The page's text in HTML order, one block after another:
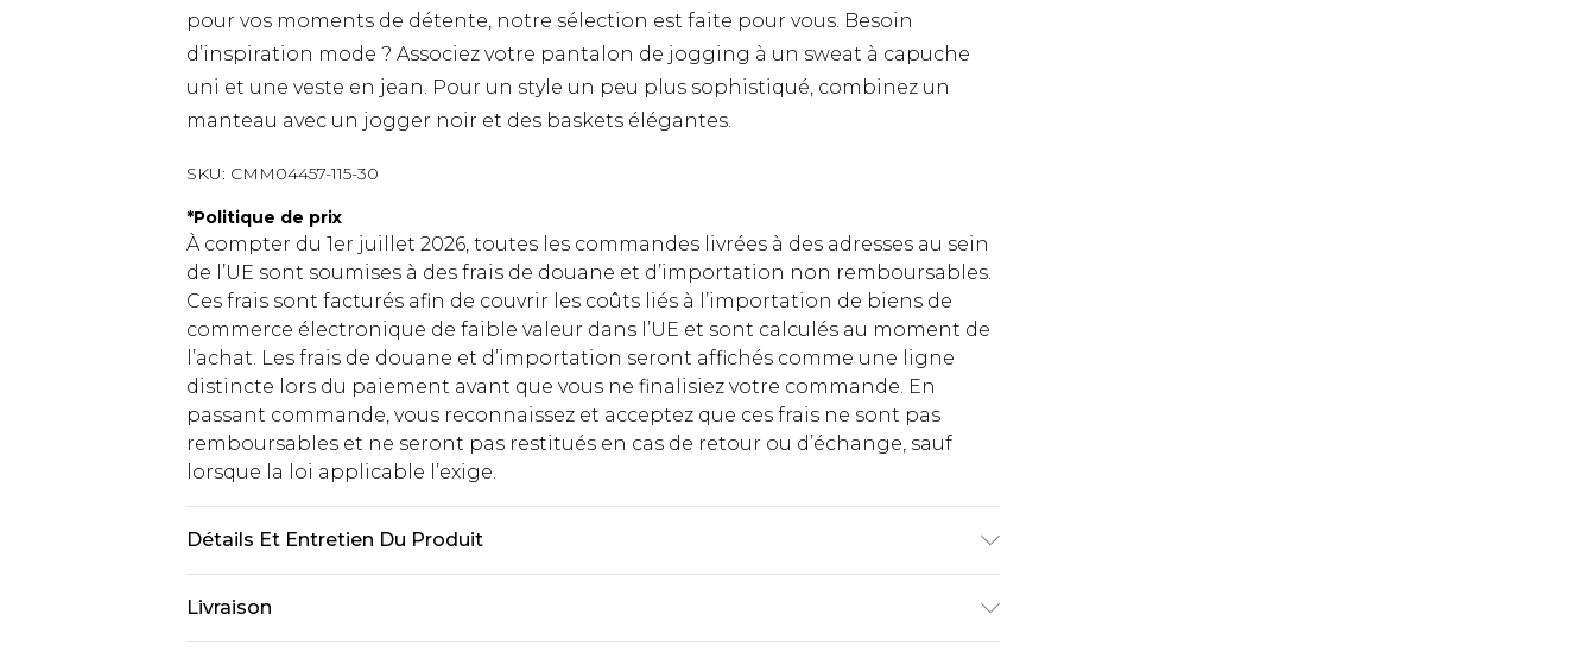
pour vos moments de détente, notre sélection est faite pour vous. Besoin
d’inspiration mode ? Associez votre pantalon de jogging à un sweat à capuche
uni et une veste en jean. Pour un style un peu plus sophistiqué, combinez un
manteau avec un jogger noir et des baskets élégantes.
SKU: CMM04457-115-30
*Politique de prix
À compter du 1er juillet 2026, toutes les commandes livrées à des adresses au sein
de l’UE sont soumises à des frais de douane et d’importation non remboursables.
Ces frais sont facturés afin de couvrir les coûts liés à l’importation de biens de
commerce électronique de faible valeur dans l’UE et sont calculés au moment de
l’achat. Les frais de douane et d’importation seront affichés comme une ligne
distincte lors du paiement avant que vous ne finalisiez votre commande. En
passant commande, vous reconnaissez et acceptez que ces frais ne sont pas
remboursables et ne seront pas restitués en cas de retour ou d’échange, sauf
lorsque la loi applicable l’exige.
Détails Et Entretien Du Produit
Livraison